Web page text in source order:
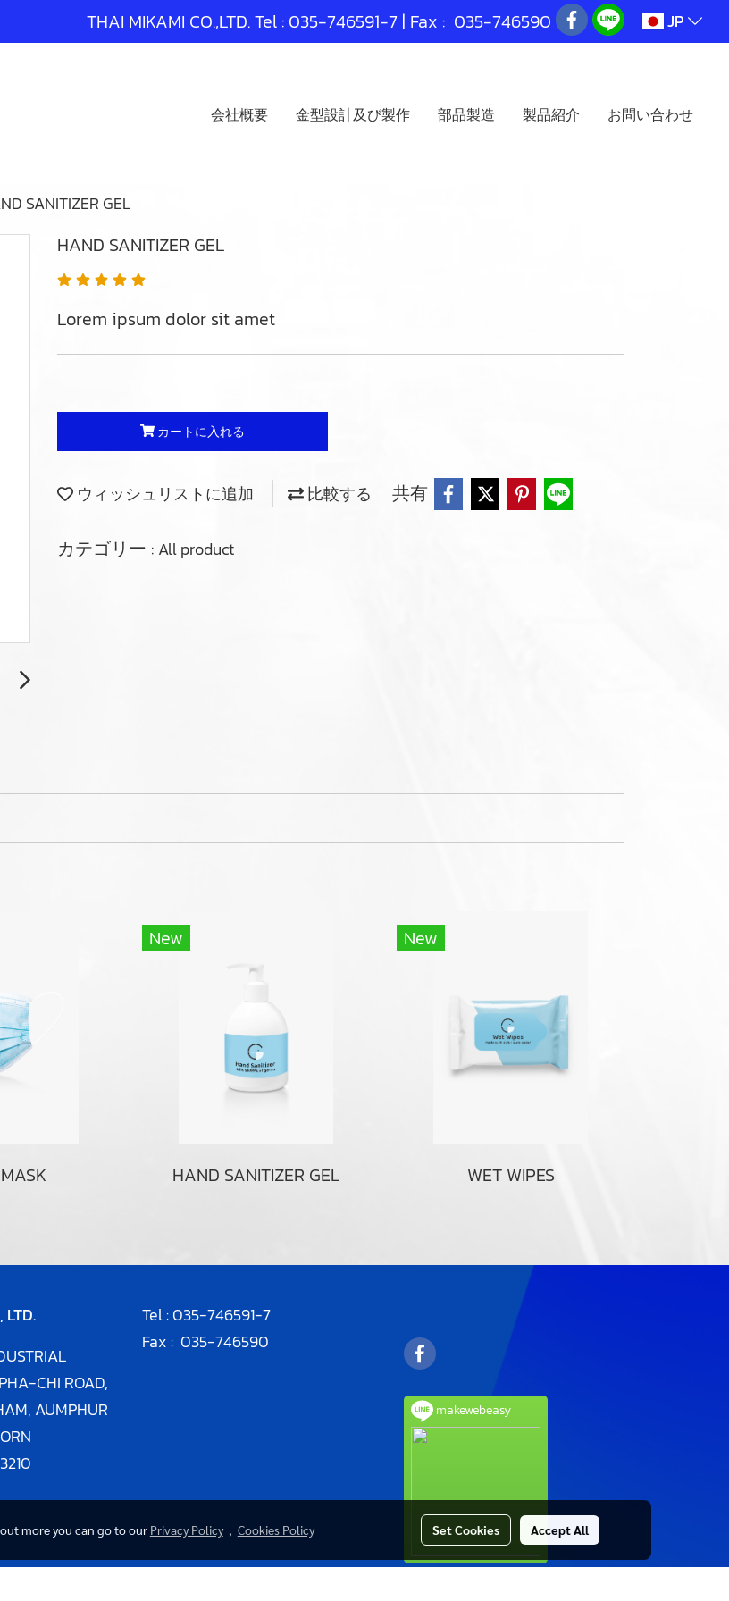
THAI MIKAMI CO.,LTD. Tel : 035-746591-7 | Fax : 035-746590 JP
会社概要 金型設計及び製作 部品製造 製品紹介 お問い合わせ
SANITIZER GEL
HAND SANITIZER GEL
Lorem ipsum dolor sit amet
カートに入れる
ウィッシュリストに追加 比較する 共有
カテゴリー : All product
New
HAND SANITIZER GEL
New
WET WIPES
CHI ROAD,
AUMPHUR
Tel :035-746591-7
Fax : 035-746590
makewebeasy
more you can go to our Privacy Policy, Cookies Policy Set Cookies Accept All